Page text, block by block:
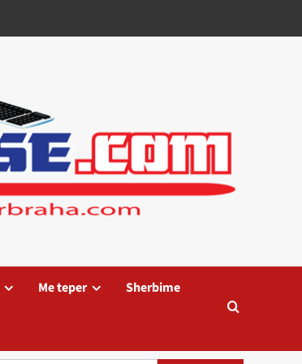
Me teper Sherbime